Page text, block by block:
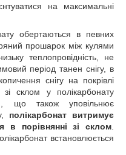
на максимальні
обертаються в певних
прошарок між кулями
теплопровідність, не
період танен снігу, в
снігу на покрівлі
склом у полікарбонату
що також уповільнює
полікарбонат витримує
в порівнянні зі склом
встановлюється